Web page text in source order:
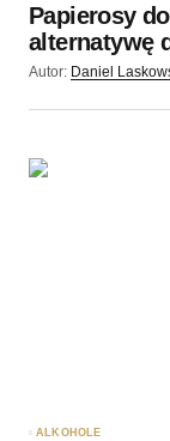
Papierosy
alternatywę
Autor: Daniel
ALKOHOLE